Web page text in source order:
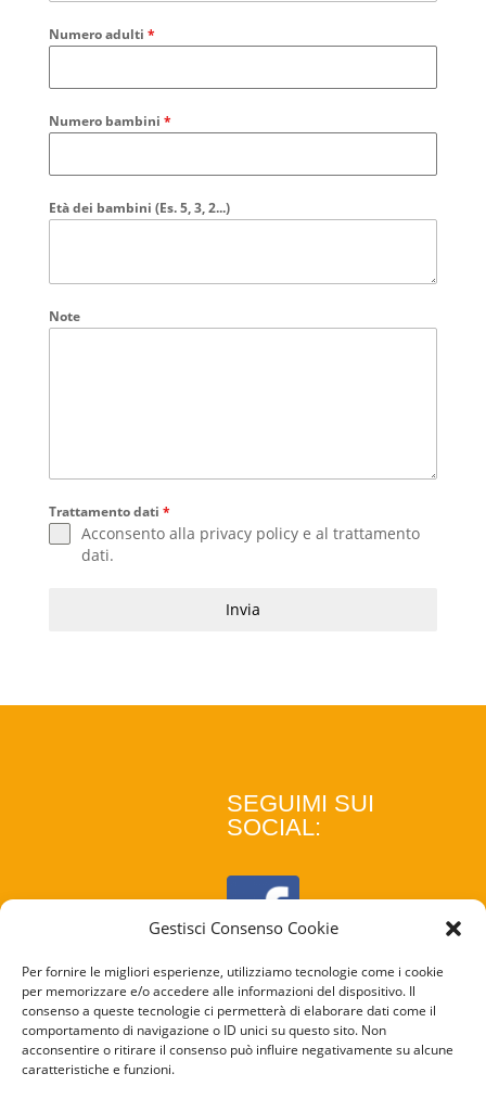
Gestisci Consenso Cookie
Per fornire le migliori esperienze, utilizziamo tecnologie come i cookie
per memorizzare e/o accedere alle informazioni del dispositivo. Il
consenso a queste tecnologie ci permetterà di elaborare dati come il
comportamento di navigazione o ID unici su questo sito. Non
acconsentire o ritirare il consenso può influire negativamente su alcune
caratteristiche e funzioni.
Numero adulti *
Numero bambini *
Età dei bambini (Es. 5, 3, 2...)
Note
Trattamento dati *
Acconsento alla privacy policye al trattamento
dati.
Invia
SEGUIMI SUI
SOCIAL: